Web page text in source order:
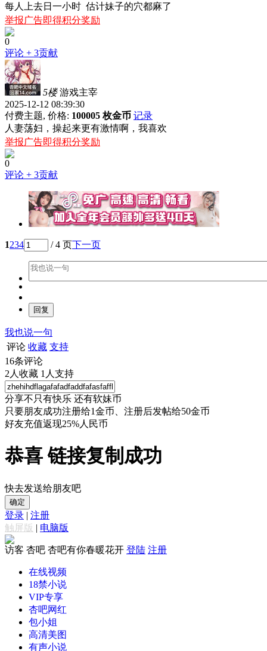
每人上去日一小时 估计妹子的穴都麻了
举报广告即得积分奖励
0
评论 + 3贡献
5楼 游戏主宰
2025-12-12 08:39:30
付费主题, 价格: 100005 枚金币 记录
人妻荡妇，操起来更有激情啊，我喜欢
举报广告即得积分奖励
0
评论 + 3贡献
1234 / 4 页下一页
我也说一句
评论 收藏 支持
16条评论
2 人收藏 1 人支持
分享不只有快乐 还有软妹币
只要朋友成功注册给1金币、注册后发帖给50金币
好友充值返现25%人民币
恭喜 链接复制成功
快去发送给朋友吧
确定
登录 | 注册
触屏版 | 电脑版
访客 杏吧 杏吧有你春暖花开 登陆 注册
在线视频
18禁小说
VIP专享
杏吧网红
包小姐
高清美图
有声小说